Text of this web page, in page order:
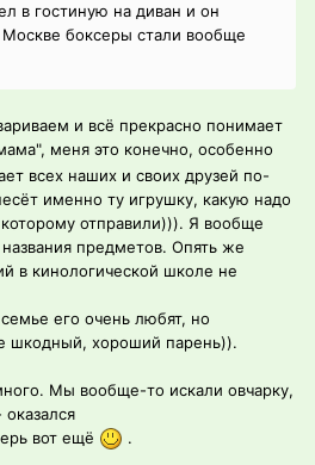
в гостиную на диван и он
боксеры стали вообще
и всё прекрасно понимает
меня это конечно, особенно
всех наших и своих друзей по-
именно ту игрушку, какую надо
отправили))). Я вообще
предметов. Опять же
в кинологической школе не
его очень любят, но
шкодный, хороший парень)).
Мы вообще-то искали овчарку,
вот ещё
.